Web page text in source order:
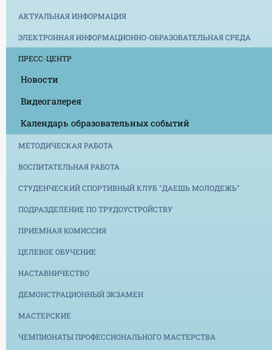
АКТУАЛЬНАЯ ИНФОРМАЦИЯ
ЭЛЕКТРОННАЯ ИНФОРМАЦИОННО-ОБРАЗОВАТЕЛЬНАЯ СРЕДА
ПРЕСС-ЦЕНТР
Новости
Видеогалерея
Календарь образовательных событий
МЕТОДИЧЕСКАЯ РАБОТА
ВОСПИТАТЕЛЬНАЯ РАБОТА
СТУДЕНЧЕСКИЙ СПОРТИВНЫЙ КЛУБ "ДАЕШЬ МОЛОДЕЖЬ"
ПОДРАЗДЕЛЕНИЕ ПО ТРУДОУСТРОЙСТВУ
ПРИЕМНАЯ КОМИССИЯ
ЦЕЛЕВОЕ ОБУЧЕНИЕ
НАСТАВНИЧЕСТВО
ДЕМОНСТРАЦИОННЫЙ ЭКЗАМЕН
МАСТЕРСКИЕ
ЧЕМПИОНАТЫ ПРОФЕССИОНАЛЬНОГО МАСТЕРСТВА